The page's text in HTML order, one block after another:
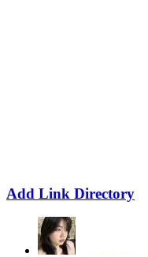
Add Link Directory